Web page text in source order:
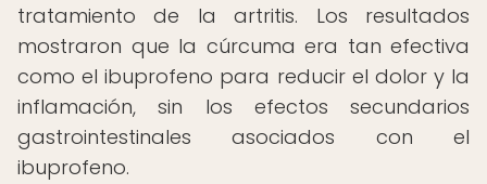
tratamiento de la artritis. Los resultados
mostraron que la cúrcuma era tan efectiva
como el ibuprofeno para reducir el dolor y la
inflamación, sin los efectos secundarios
gastrointestinales asociados con el
ibuprofeno.